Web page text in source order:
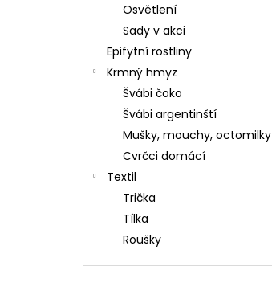
Osvětlení
Sady v akci
Epifytní rostliny
Krmný hmyz
Švábi čoko
Švábi argentinští
Mušky, mouchy, octomilky
Cvrčci domácí
Textil
Trička
Tílka
Roušky